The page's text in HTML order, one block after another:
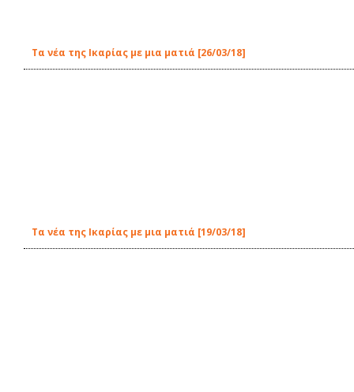
Τα νέα της Ικαρίας με μια ματιά [26/03/18]
Τα νέα της Ικαρίας με μια ματιά [19/03/18]